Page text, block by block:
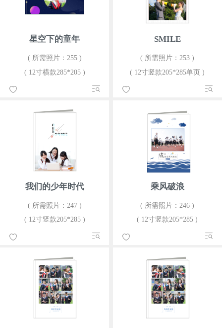
星空下的童年
( 所需照片：255 )
( 12寸横款285*205 )
SMILE
( 所需照片：253 )
( 12寸竖款205*285单页 )
我们的少年时代
( 所需照片：247 )
( 12寸竖款205*285 )
乘风破浪
( 所需照片：246 )
( 12寸竖款205*285 )